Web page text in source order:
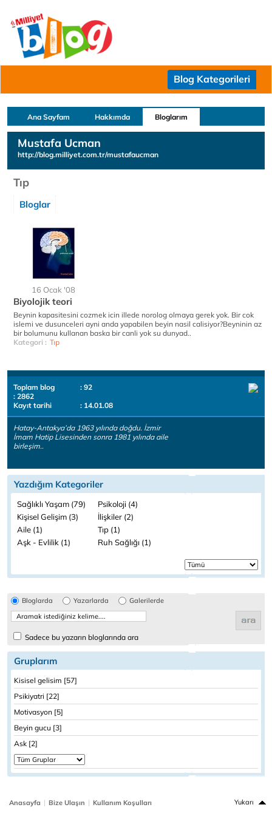
Blog Kategorileri
Ana Sayfam Hakkımda Bloglarım
Mustafa Ucman
http://blog.milliyet.com.tr/mustafaucman
Tıp
Bloglar
16 Ocak '08
Biyolojik teori
Beynin kapasitesini cozmek icin illede norolog olmaya gerek yok. Bir cok
islemi ve dusunceleri ayni anda yapabilen beyin nasil calisiyor?Beyninin az
bir bolumunu kullanan baska bir canli yok su dunyad..
Kategori : Tıp
Toplam blog
: 92
: 2862
Kayıt tarihi
: 14.01.08
Hatay-Antakya’da 1963 yılında doğdu. İzmir
İmam Hatip Lisesinden sonra 1981 yılında aile
birleşim..
Yazdığım Kategoriler
Sağlıklı Yaşam (79)
Psikoloji (4)
Kişisel Gelişim (3)
İlişkiler (2)
Aile (1)
Tıp (1)
Aşk - Evlilik (1)
Ruh Sağlığı (1)
Bloglarda Yazarlarda Galerilerde
Sadece bu yazarın bloglarında ara
Gruplarım
Kisisel gelisim [57]
Psikiyatri [22]
Motivasyon [5]
Beyin gucu [3]
Ask [2]
Anasayfa | Bize Ulaşın | Kullanım Koşulları Yukarı